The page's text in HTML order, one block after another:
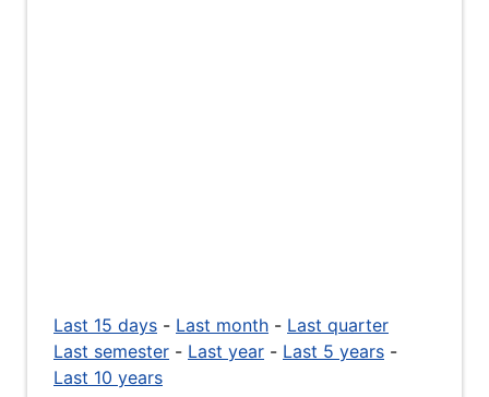
Last 15 days - Last month - Last quarter
Last semester - Last year - Last 5 years -
Last 10 years